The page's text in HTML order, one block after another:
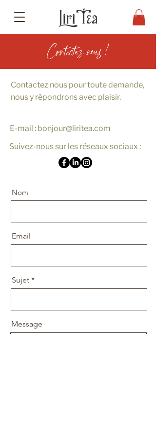
Contactez-nous !
Contactez nous pour toute demande,
nous y répondrons avec plaisir.
E-mail : bonjour@liritea.com
Suivez-nous sur les réseaux sociaux :
Nom
Email
Sujet
Message